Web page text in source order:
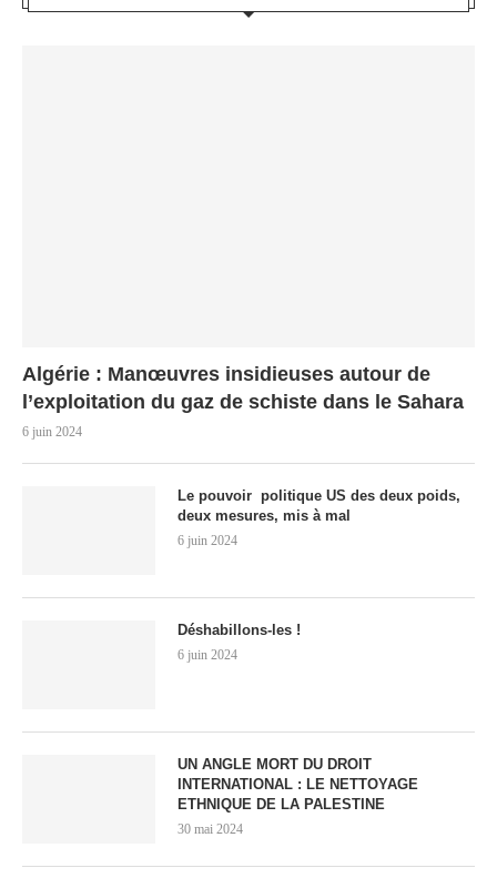
Algérie : Manœuvres insidieuses autour de
l’exploitation du gaz de schiste dans le Sahara
6 juin 2024
Le pouvoir politique US des deux poids,
deux mesures, mis à mal
6 juin 2024
Déshabillons-les !
6 juin 2024
UN ANGLE MORT DU DROIT
INTERNATIONAL : LE NETTOYAGE
ETHNIQUE DE LA PALESTINE
30 mai 2024